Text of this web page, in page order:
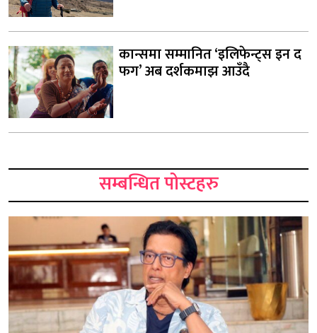
कान्समा सम्मानित ‘इलिफेन्ट्स इन द
फग’ अब दर्शकमाझ आउँदै
सम्बन्धित पोस्टहरु